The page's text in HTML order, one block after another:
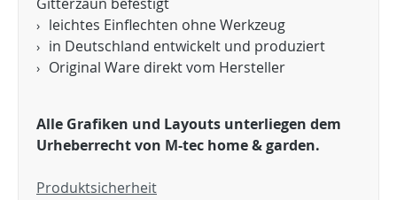
leichtes Einflechten ohne Werkzeug
in Deutschland entwickelt und produziert
Original Ware direkt vom Hersteller
Alle Grafiken und Layouts unterliegen dem
Urheberrecht von M-tec home & garden.
Produktsicherheit